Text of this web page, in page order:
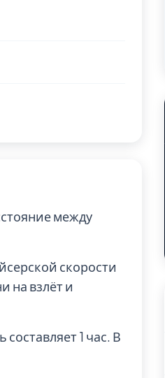
между
скорости
на взлёт и
1 час. В